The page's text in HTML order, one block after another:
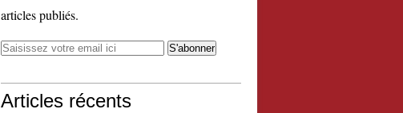
articles publiés.
Articles récents